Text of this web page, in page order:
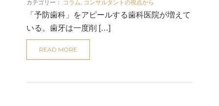
カテゴリー：
コラム, コンサルタントの視点から
「予防歯科」をアピールする歯科医院が増えて
いる。歯牙は一度削 […]
READ MORE